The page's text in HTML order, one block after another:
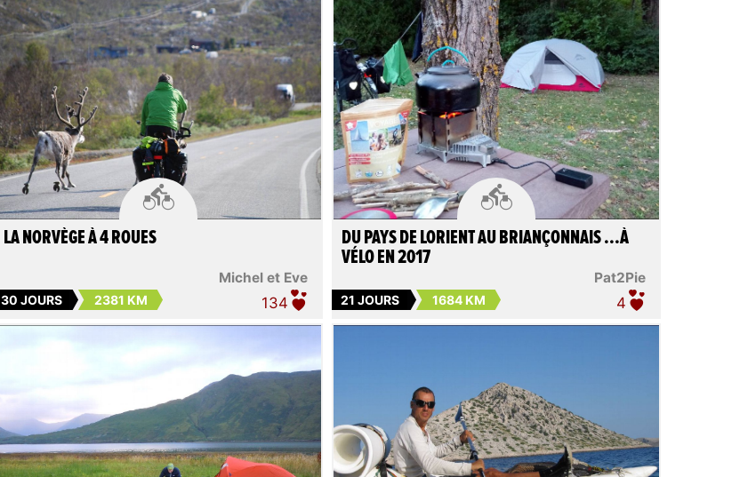

Michel et Eve
LA NORVÈGE À 4 ROUES
30 JOURS 2381 KM 134

Pat2Pie
DU PAYS DE LORIENT AU BRIANÇONNAIS ...À
VÉLO EN 2017
21 JOURS 1684 KM 4